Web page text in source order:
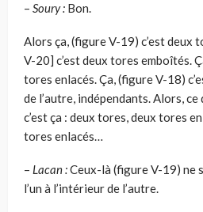
– Soury : Bon.
Alors ça, (figure V-19) c’est deux
V-20] c’est deux tores emboîtés.
tores enlacés. Ça, (figu­re V-18)
de l’autre, indépendants. Alors, ce
c’est ça : deux tores, deux tores
tores enlacés…
– Lacan :Ceux-là (figure V-19) ne
l’un à l’in­térieur de l’autre.